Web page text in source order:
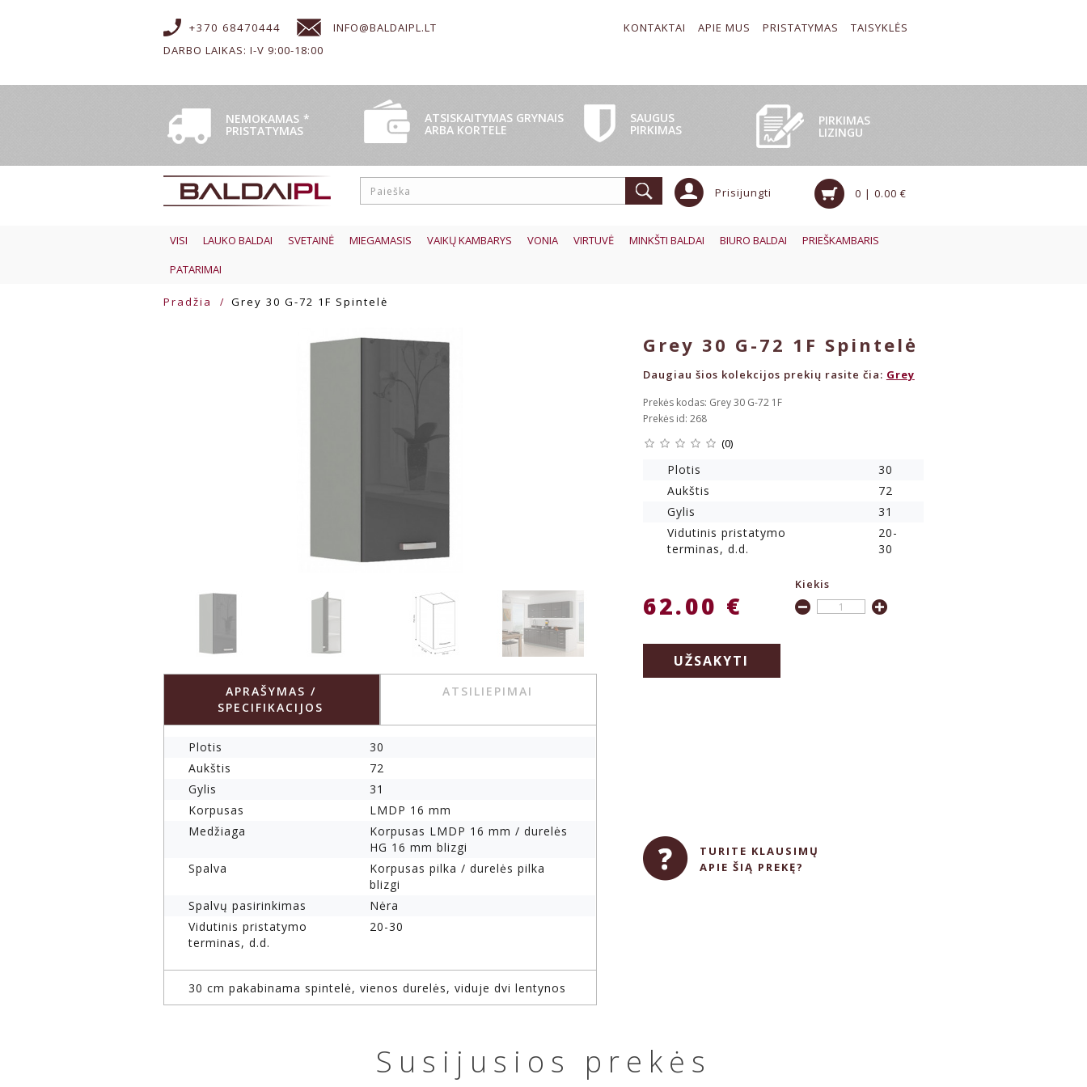
+370 68470444
INFO@BALDAIPL.LT
DARBO LAIKAS: I-V 9:00-18:00
KONTAKTAI APIE MUS PRISTATYMAS TAISYKLĖS
NEMOKAMAS
PRISTATYMAS
* ATSISKAITYMAS GRYNAIS
ARBA KORTELE
SAUGUS
PIRKIMAS
PIRKIMAS
LIZINGU
Prisijungti 0 | 0.00 €
VISI LAUKO BALDAI SVETAINĖ MIEGAMASIS VAIKŲ KAMBARYS VONIA VIRTUVĖ MINKŠTI BALDAI BIURO BALDAI
PRIEŠKAMBARIS
PATARIMAI
Pradžia Grey 30 G-72 1F Spintelė
APRAŠYMAS /
SPECIFIKACIJOS
ATSILIEPIMAI
Plotis
30
Aukštis
72
Gylis
31
Korpusas
LMDP 16 mm
Medžiaga
Korpusas LMDP 16 mm / durelės
HG 16 mm blizgi
Spalva
Korpusas pilka / durelės pilka
blizgi
Spalvų pasirinkimas
Nėra
Vidutinis pristatymo
terminas, d.d.
20-30
30 cm pakabinama spintelė, vienos durelės, viduje dvi lentynos
Grey 30 G-72 1F Spintelė
Daugiau šios kolekcijos prekių rasite čia: Grey
Prekės kodas: Grey 30 G-72 1F
Prekės id: 268
(0)
Plotis
30
Aukštis
72
Gylis
31
Vidutinis pristatymo
terminas, d.d.
20-
30
62.00 €
Kiekis
UŽSAKYTI
TURITE KLAUSIMŲ
APIE ŠIĄ PREKĘ?
Susijusios prekės